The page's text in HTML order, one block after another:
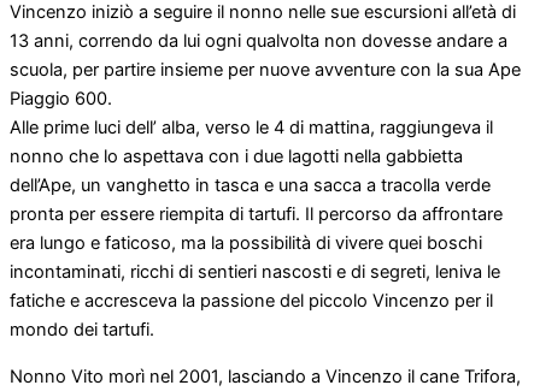
Vincenzo iniziò a seguire il nonno nelle sue escursioni all’età di
13 anni, correndo da lui ogni qualvolta non dovesse andare a
scuola, per partire insieme per nuove avventure con la sua Ape
Piaggio 600.
Alle prime luci dell’ alba, verso le 4 di mattina, raggiungeva il
nonno che lo aspettava con i due lagotti nella gabbietta
dell’Ape, un vanghetto in tasca e una sacca a tracolla verde
pronta per essere riempita di tartufi. Il percorso da affrontare
era lungo e faticoso, ma la possibilità di vivere quei boschi
incontaminati, ricchi di sentieri nascosti e di segreti, leniva le
fatiche e accresceva la passione del piccolo Vincenzo per il
mondo dei tartufi.
Nonno Vito morì nel 2001, lasciando a Vincenzo il cane Trifora,